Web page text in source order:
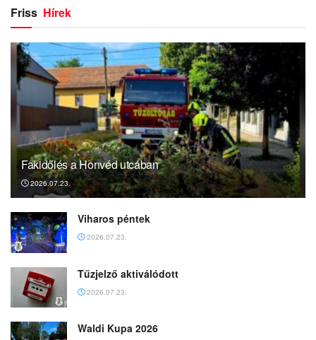
Friss Hírek
Fakidőlés a Honvéd utcában
2026.07.23.
Viharos péntek
2026.07.23.
Tűzjelző aktiválódott
2026.07.23.
Waldi Kupa 2026